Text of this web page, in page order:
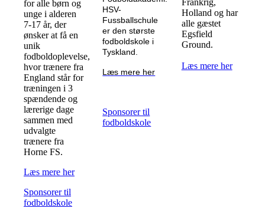
for alle børn og
unge i alderen
7-17 år, der
ønsker at få en
unik
fodboldoplevelse,
hvor trænere fra
England står for
træningen i 3
spændende og
lærerige dage
sammen med
udvalgte
trænere fra
Horne FS.
Læs mere her
Sponsorer til
fodboldskole
HSV-
Fussballschule
er den største
fodboldskole i
Tyskland.
Læs mere her
Sponsorer til
fodboldskole
Frankrig,
Holland og har
alle gæstet
Egsfield
Ground.
Læs mere her